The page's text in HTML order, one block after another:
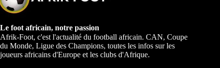
Le foot africain, notre passion
Afrik-Foot, c'est l'actualité du football africain. CAN, Coupe
du Monde, Ligue des Champions, toutes les infos sur les
joueurs africains d'Europe et les clubs d'Afrique.